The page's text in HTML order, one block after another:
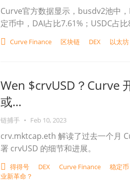
Curve官方数据显示，busdv2池中
定币中，DAI占比7.61%；USDC占比
Curve Finance 区块链 DEX 以太坊
Wen $crvUSD？Curve
或...
链捕手 • Feb 10, 2023
crv.mktcap.eth 解读了过去一个月
署 crvUSD 的细节和进展。
得得号 DEX Curve Finance 稳定币
业新革命？